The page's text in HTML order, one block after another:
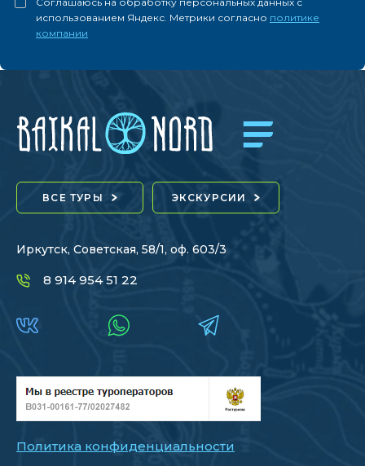
использованием Яндекс. Метрики согласно политике
компании
ВСЕ ТУРЫ ЭКСКУРСИИ
Иркутск, Советская, 58/1, оф. 603/3
8 914 954 51 22
Политика конфиденциальности